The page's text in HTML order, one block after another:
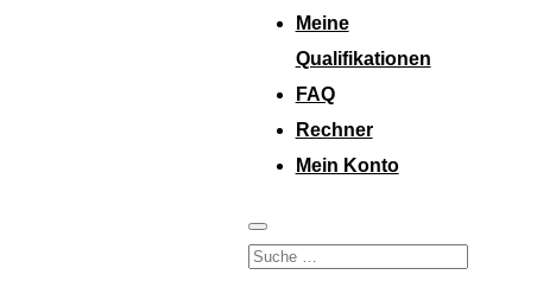
Meine
Qualifikationen
FAQ
Rechner
Mein Konto